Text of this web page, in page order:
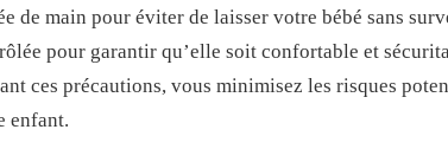
de main pour éviter de laisser votre bébé sans
pour garantir qu’elle soit confortable et
ces précautions, vous minimisez les risques
enfant.